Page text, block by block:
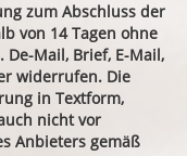
zum Abschluss der
von 14 Tagen ohne
De-Mail, Brief, E-Mail,
widerrufen. Die
in Textform,
nicht vor
Anbieters gemäß